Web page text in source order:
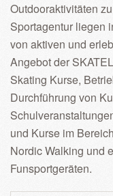
Outdooraktivitäten
Sportagentur liegen
von aktiven und
Angebot der
Skating Kurse,
Durchführung von
und Kurse im
Nordic Walking und
Funsportgeräten.